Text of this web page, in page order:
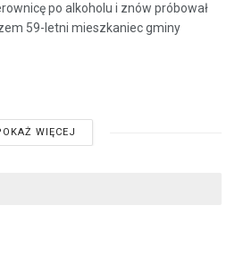
po alkoholu i znów próbował
59-letni mieszkaniec gminy
WIĘCEJ